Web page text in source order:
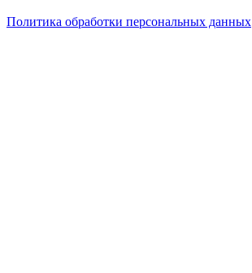
Политика обработки персональных данных